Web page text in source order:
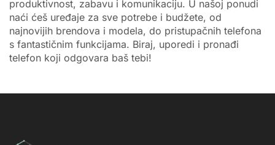
produktivnost, zabavu i komunikaciju. U našoj ponudi
naći ćeš uređaje za sve potrebe i budžete, od
najnovijih brendova i modela, do pristupačnih telefona
s fantastičnim funkcijama. Biraj, uporedi i pronađi
telefon koji odgovara baš tebi!